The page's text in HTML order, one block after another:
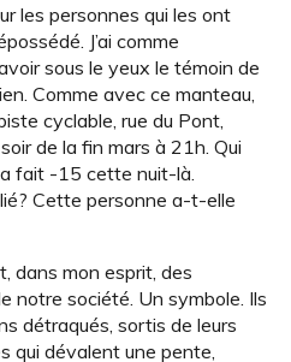
les personnes qui les ont
J’ai comme
sous le yeux le témoin de
Comme avec ce manteau,
cyclable, rue du Pont,
de la fin mars à 21h. Qui
a fait -15 cette nuit-là.
Cette personne a-t-elle
dans mon esprit, des
notre société. Un symbole. Ils
détraqués, sortis de leurs
qui dévalent une pente,